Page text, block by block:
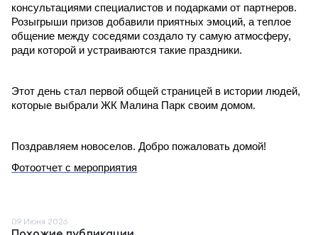
консультациями специалистов и подарками от партнеров.
Розыгрыши призов добавили приятных эмоций, а теплое
общение между соседями создало ту самую атмосферу,
ради которой и устраиваются такие праздники.
Этот день стал первой общей страницей в истории людей,
которые выбрали ЖК Малина Парк своим домом.
Поздравляем новоселов. Добро пожаловать домой!
Фотоотчет с мероприятия
09 Июня 2026